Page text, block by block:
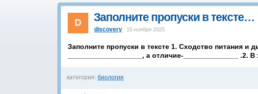
Заполните пропуски в тексте…
discovery 15 ноября 2025
Заполните пропуски в тексте 1. Сходство питания и
___________________, а отличие-______________
категория: биология